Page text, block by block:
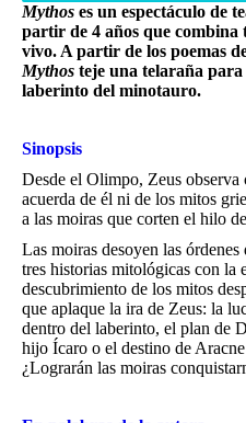
Mythos es un espectáculo de
partir de 4 años que combina
vivo. A partir de los poemas
Mythos teje una telaraña
laberinto del minotauro.
Sinopsis
Desde el Olimpo, Zeus observa
acuerda de él ni de los mitos
a las moiras que corten el hilo
Las moiras desoyen las
tres historias mitológicas con la
descubrimiento de los mitos
que aplaque la ira de Zeus: la
dentro del laberinto, el plan de
hijo Ícaro o el destino de
¿Lograrán las moiras